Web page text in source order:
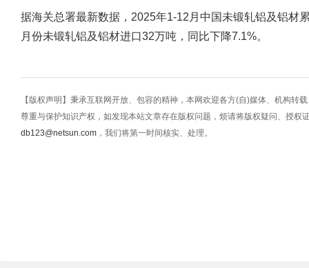
据海关总署最新数据，2025年1-12月中国未锻轧铝及铝材
月份未锻轧铝及铝材进口32万吨，同比下降7.1%。
【版权声明】秉承互联网开放、包容的精神，本网欢迎各方(自)媒体、机构转
尊重与保护知识产权，如发现本站文章存在版权问题，烦请将版权疑问、授权
db123@netsun.com ，我们将第一时间核实、处理。